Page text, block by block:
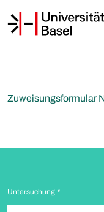
Zuweisungsformular
Untersuchung *